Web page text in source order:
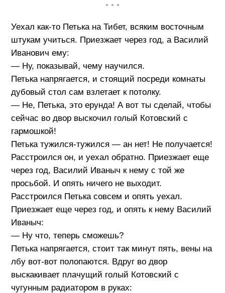
• • •
Уехал как-то Петька на Тибет, всяким восточным
штукам учиться. Приезжает через год, а Василий
Иванович ему:
— Ну, показывай, чему научился.
Петька напрягается, и стоящий посреди комнаты
дубовый стол сам взлетает к потолку.
— Не, Петька, это ерунда! А вот ты сделай, чтобы
сейчас во двор выскочил голый Котовский с
гармошкой!
Петька тужился-тужился — ан нет! Не получается!
Расстроился он, и уехал обратно. Приезжает еще
через год, Василий Иваныч к нему с той же
просьбой. И опять ничего не выходит.
Расстроился Петька совсем и опять уехал.
Приезжает еще через год, и опять к нему Василий
Иваныч:
— Ну что, теперь сможешь?
Петька напрягается, стоит так минут пять, вены на
лбу вот-вот полопаются. Вдруг во двор
выскакивает плачущий голый Котовский с
чугунным радиатором в руках: